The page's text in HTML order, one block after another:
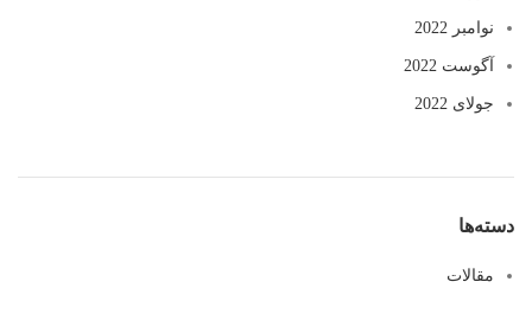
نوامبر 2022
آگوست 2022
جولای 2022
دسته‌ها
مقالات